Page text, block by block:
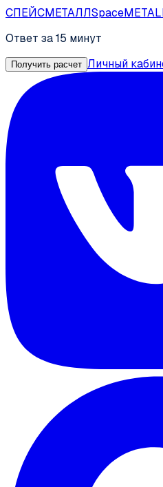
СПЕЙСМЕТАЛЛ
Ответ за 15 минут
Получить расчет Личный